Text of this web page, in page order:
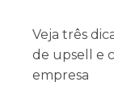
Veja três
de upsell e
empresa